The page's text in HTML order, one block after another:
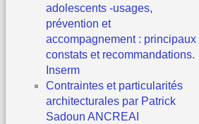
adolescents -usages,
prévention et
accompagnement : principaux
constats et recommandations.
Inserm
Contraintes et particularités
architecturales par Patrick
Sadoun ANCREAI